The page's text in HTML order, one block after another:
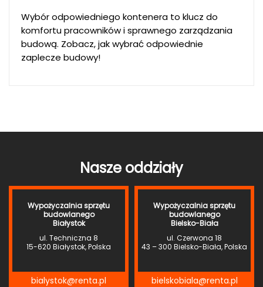
Wybór odpowiedniego kontenera to klucz do
komfortu pracowników i sprawnego zarządzania
budową. Zobacz, jak wybrać odpowiednie
zaplecze budowy!
Nasze oddziały
Wypożyczalnia sprzętu
budowlanego
Białystok
ul. Techniczna 8
15-620 Białystok, Polska
bialystok@renta.pl
Wypożyczalnia sprzętu
budowlanego
Bielsko-Biała
ul. Czerwona 18
43 – 300 Bielsko-Biała, Polska
bielskobiala@renta.pl